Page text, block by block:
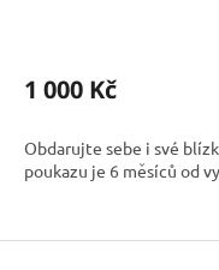
1 000 Kč
Obdarujte sebe i své
poukazu je 6 měsíců od
Z